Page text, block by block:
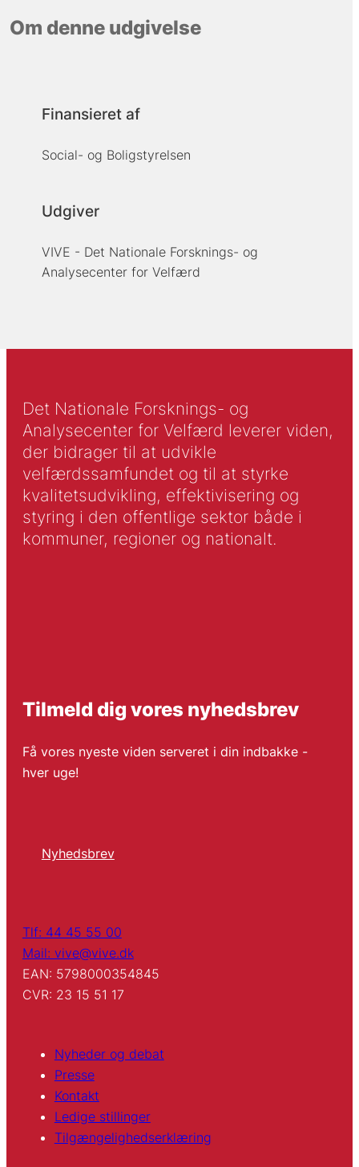
Om denne udgivelse
Finansieret af
Social- og Boligstyrelsen
Udgiver
VIVE - Det Nationale Forsknings- og
Analysecenter for Velfærd
Det Nationale Forsknings- og
Analysecenter for Velfærd leverer viden,
der bidrager til at udvikle
velfærdssamfundet og til at styrke
kvalitetsudvikling, effektivisering og
styring i den offentlige sektor både i
kommuner, regioner og nationalt.
Tilmeld dig vores nyhedsbrev
Få vores nyeste viden serveret i din indbakke -
hver uge!
Nyhedsbrev
Tlf: 44 45 55 00
Mail: vive@vive.dk
EAN: 5798000354845
CVR: 23 15 51 17
Nyheder og debat
Presse
Kontakt
Ledige stillinger
Tilgængelighedserklæring